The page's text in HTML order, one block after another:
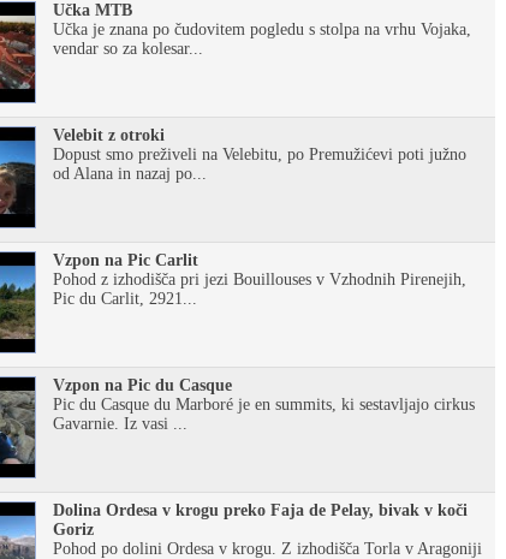
Učka MTB
Učka je znana po čudovitem pogledu s stolpa na vrhu Vojaka,
vendar so za kolesar...
Velebit z otroki
Dopust smo preživeli na Velebitu, po Premužićevi poti južno
od Alana in nazaj po...
Vzpon na Pic Carlit
Pohod z izhodišča pri jezi Bouillouses v Vzhodnih Pirenejih,
Pic du Carlit, 2921...
Vzpon na Pic du Casque
Pic du Casque du Marboré je en summits, ki sestavljajo cirkus
Gavarnie. Iz vasi ...
Dolina Ordesa v krogu preko Faja de Pelay, bivak v koči
Goriz
Pohod po dolini Ordesa v krogu. Z izhodišča Torla v Aragoniji